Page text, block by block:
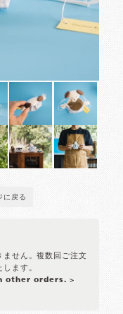
に戻る
せん。複数回ご注文
ます。
other orders. >